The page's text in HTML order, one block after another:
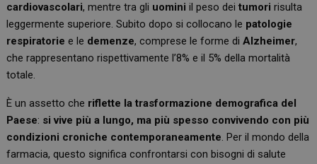
cardiovascolari, mentre tra gli uomini il peso deitumori risulta
leggermente superiore. Subito dopo si collocano le patologie
respiratorie e le demenze, comprese le forme diAlzheimer,
che rappresentano rispettivamente l’8% e il 5% della mortalità
totale.
È un assetto che riflette la trasformazione demografica del
Paese: si vive più a lungo, ma più spesso convivendo con più
condizioni croniche contemporaneamente. Per il mondo della
farmacia, questo significa confrontarsi con bisogni di salute